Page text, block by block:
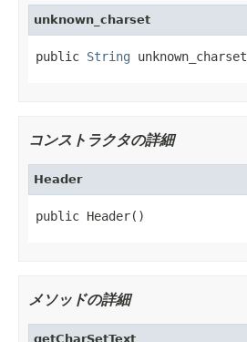
unknown_charset
public String unknown_charset
コンストラクタの詳細
Header
public Header()
メソッドの詳細
getCharSetText